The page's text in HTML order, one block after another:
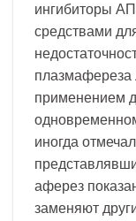
ингибиторы
средствами
применением
иногда
аферез
заменяют